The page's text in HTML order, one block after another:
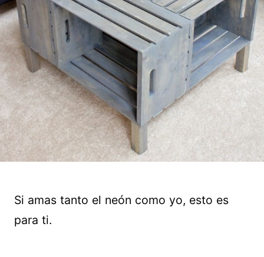
Si amas tanto el neón como yo, esto es
para ti.